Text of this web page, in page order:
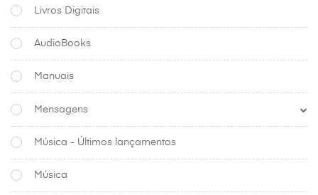
Livros Digitais
AudioBooks
Manuais
Mensagens
Música - Últimos lançamentos
Música